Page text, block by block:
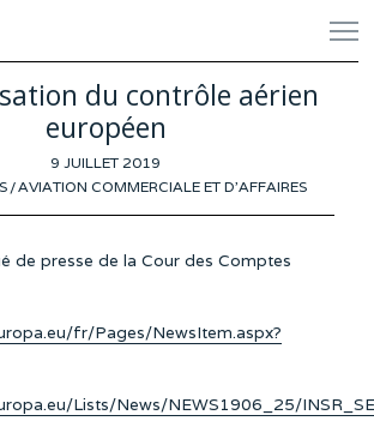
du contrôle aérien
européen
POSTED
ON
9 JUILLET 2019
/AVIATION COMMERCIALE ET D'AFFAIRES
de presse de la Cour des Comptes
fr/Pages/NewsItem.aspx?
Lists/News/NEWS1906_25/